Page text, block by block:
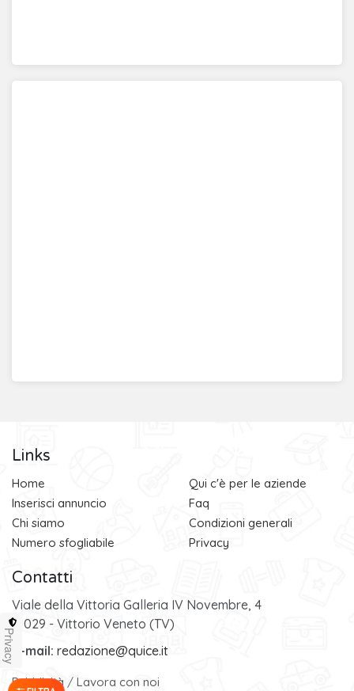
Links
Home
Inserisci annuncio
Chi siamo
Numero sfogliabile
Qui c'è per le aziende
Faq
Condizioni generali
Privacy
Contatti
Viale della Vittoria Galleria IV Novembre, 4
31029 - Vittorio Veneto (TV)
e-mail: redazione@quice.it
Pubblicità / Lavora con noi
Privacy